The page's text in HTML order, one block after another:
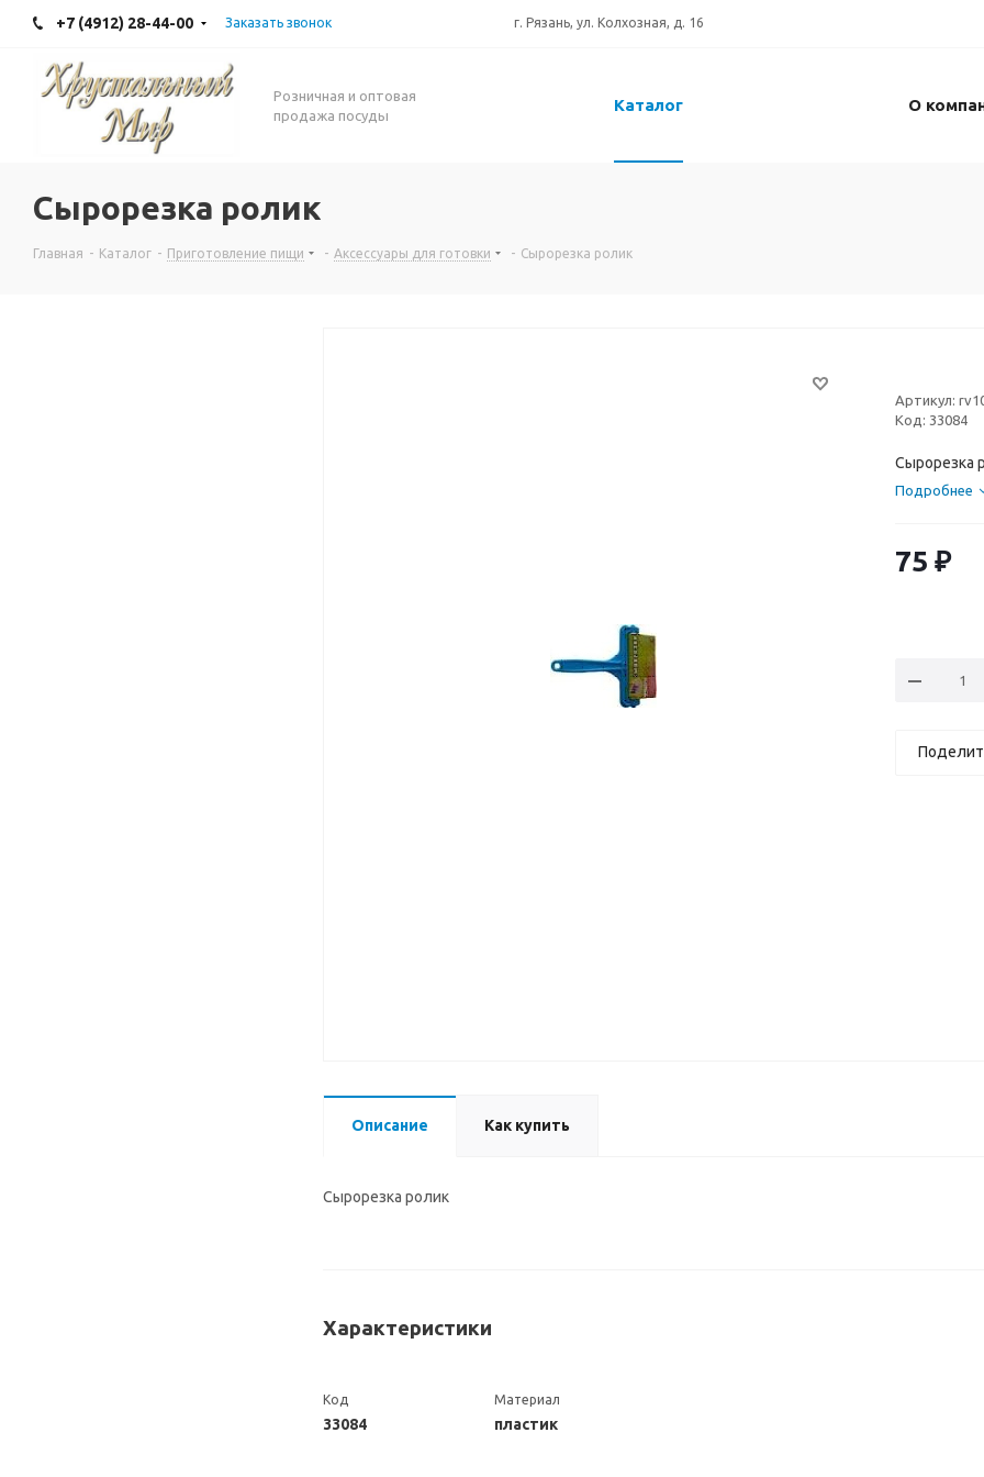
+7 (4912) 28-44-00 Заказать звонок г. Рязань, ул. Колхозная, д. 16
Розничная и оптовая
продажа посуды
Каталог О
Сырорезка ролик
Главная - Каталог - Приготовление пищи - Аксессуары для готовки - Сырорезка ролик
Артикул:
Код: 33084
Сырорезка
Подробнее
75 ₽
Описание Как купить
Сырорезка ролик
Характеристики
Код
33084
Материал
пластик